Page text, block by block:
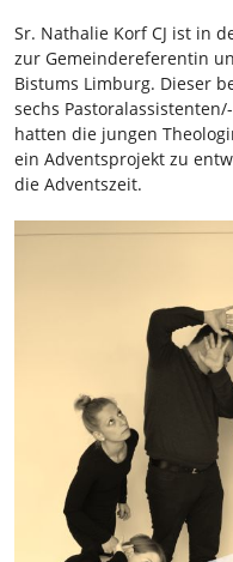
Sr. Nathalie Korf CJ ist in
zur Gemeindereferentin
Bistums Limburg. Dieser
sechs
hatten die jungen
ein Adventsprojekt zu
die Adventszeit.